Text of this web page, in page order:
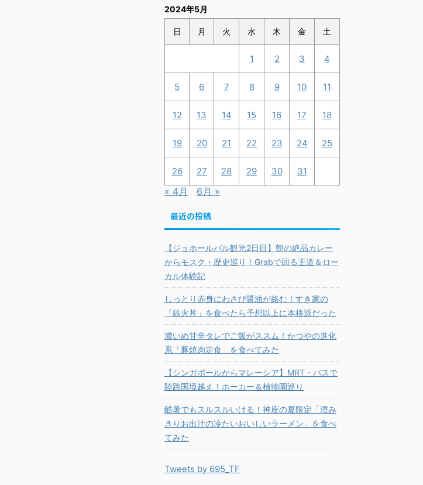
2024年5月
日 月 火 水 木 金 土
1 2 3 4
5 6 7 8 9 10 11
12 13 14 15 16 17 18
19 20 21 22 23 24 25
26 27 28 29 30 31
« 4月 6月 »
最近の投稿
【ジョホールバル観光2日目】朝の絶品カレー
からモスク・歴史巡り！Grabで回る王道＆ロー
カル体験記
しっとり赤身にわさび醤油が絡む！すき家の
「鉄火丼」を食べたら予想以上に本格派だった
濃いめ甘辛タレでご飯がススム！かつやの進化
系「豚焼肉定食」を食べてみた
【シンガポールからマレーシア】MRT・バスで
陸路国境越え！ホーカー＆植物園巡り
酷暑でもスルスルいける！神座の夏限定「澄み
きりお出汁の冷たいおいしいラーメン」を食べ
てみた
Tweets by 695_TF